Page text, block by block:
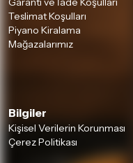
Teslimat Koşulları
Piyano Kiralama
Mağazalarımız
Bilgiler
Kişisel Verilerin Korunması
Çerez Politikası